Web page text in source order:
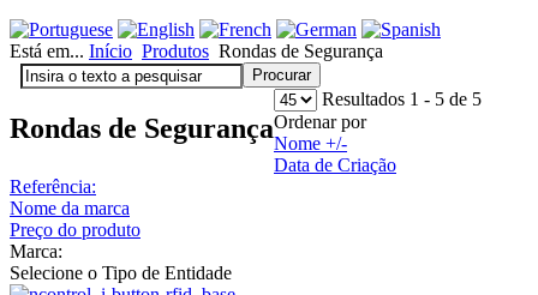
Está em... Início Produtos Rondas de Segurança
Rondas de Segurança
Resultados 1 - 5 de 5
Ordenar por
Nome +/-
Data de Criação
Referência:
Nome da marca
Preço do produto
Marca:
Selecione o Tipo de Entidade